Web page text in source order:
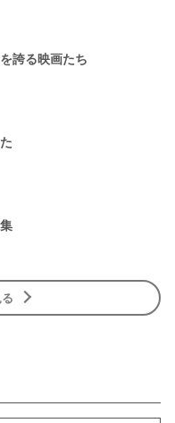
誇る映画たち